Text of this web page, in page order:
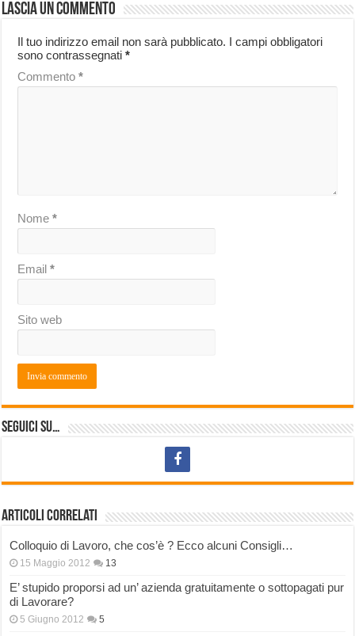
Lascia un commento
Il tuo indirizzo email non sarà pubblicato. I campi obbligatori
sono contrassegnati*
Commento*
Nome*
Email*
Sito web
Seguici su…
Articoli correlati
Colloquio di Lavoro, che cos’è ? Ecco alcuni Consigli…
15 Maggio 2012 13
E’ stupido proporsi ad un’ azienda gratuitamente o sottopagati pur
di Lavorare?
5 Giugno 2012 5